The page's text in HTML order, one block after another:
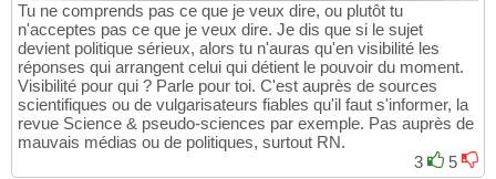
Tu ne comprends pas ce que je veux dire, ou plutôt tu
n'acceptes pas ce que je veux dire. Je dis que si le sujet
devient politique sérieux, alors tu n'auras qu'en visibilité les
réponses qui arrangent celui qui détient le pouvoir du moment.
Visibilité pour qui ? Parle pour toi. C'est auprès de sources
scientifiques ou de vulgarisateurs fiables qu'il faut s'informer, la
revue Science & pseudo-sciences par exemple. Pas auprès de
mauvais médias ou de politiques, surtout RN.
3
5